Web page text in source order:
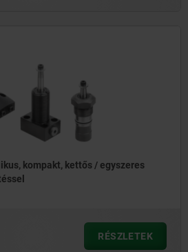
kompakt, kettős / egyszeres
RÉSZLETEK